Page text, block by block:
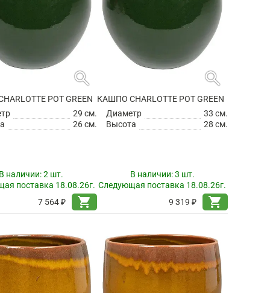
search
POT GREEN
29 см.
26 см.
наличии:2 шт.
поставка 18.08.26г.
7 564 ₽
shopping_cart
search
КАШПО CHARLOTTE POT GREEN
Диаметр
33 см.
Высота
28 см.
В наличии:3 шт.
Следующая поставка 18.08.26г.
9 319 ₽
shopping_cart